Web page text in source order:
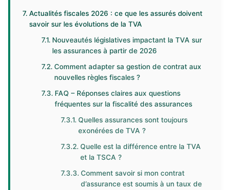
Actualités fiscales 2026 : ce que les assurés doivent
savoir sur les évolutions de la TVA
Nouveautés législatives impactant la TVA sur
les assurances à partir de 2026
Comment adapter sa gestion de contrat aux
nouvelles règles fiscales ?
FAQ – Réponses claires aux questions
fréquentes sur la fiscalité des assurances
Quelles assurances sont toujours
exonérées de TVA ?
Quelle est la différence entre la TVA
et la TSCA ?
Comment savoir si mon contrat
d’assurance est soumis à un taux de